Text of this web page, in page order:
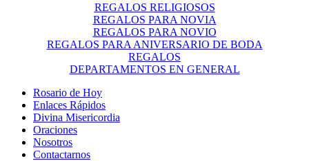
REGALOS RELIGIOSOS
REGALOS PARA NOVIA
REGALOS PARA NOVIO
REGALOS PARA ANIVERSARIO DE BODA
REGALOS
DEPARTAMENTOS EN GENERAL
Rosario de Hoy
Enlaces Rápidos
Divina Misericordia
Oraciones
Nosotros
Contactarnos